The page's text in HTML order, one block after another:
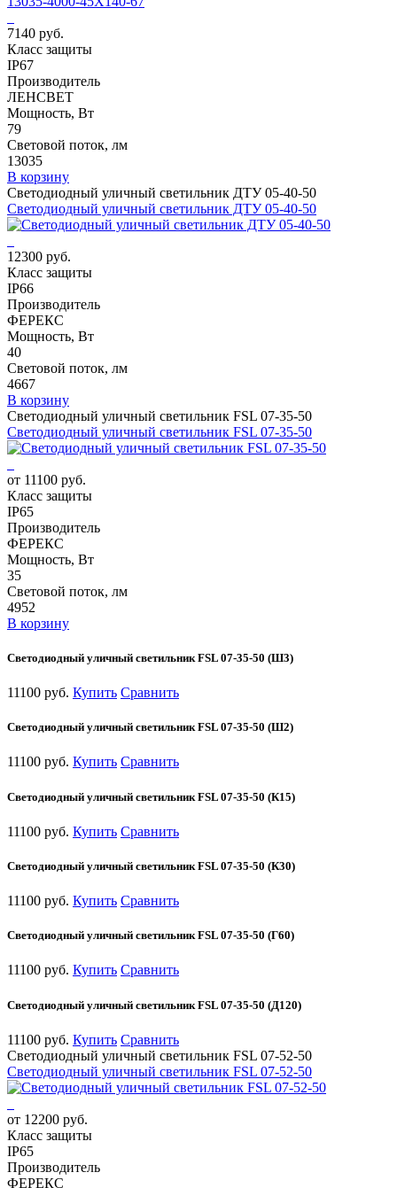
7140 руб.
Класс защиты
IP67
Производитель
ЛЕНСВЕТ
Мощность, Вт
79
Световой поток, лм
13035
В корзину
Светодиодный уличный светильник ДТУ 05-40-50
Светодиодный уличный светильник ДТУ 05-40-50
12300 руб.
Класс защиты
IP66
Производитель
ФЕРЕКС
Мощность, Вт
40
Световой поток, лм
4667
В корзину
Светодиодный уличный светильник FSL 07-35-50
Светодиодный уличный светильник FSL 07-35-50
от 11100 руб.
Класс защиты
IP65
Производитель
ФЕРЕКС
Мощность, Вт
35
Световой поток, лм
4952
В корзину
Светодиодный уличный светильник FSL 07-35-50 (Ш3)
11100 руб. Купить Сравнить
Светодиодный уличный светильник FSL 07-35-50 (Ш2)
11100 руб. Купить Сравнить
Светодиодный уличный светильник FSL 07-35-50 (К15)
11100 руб. Купить Сравнить
Светодиодный уличный светильник FSL 07-35-50 (К30)
11100 руб. Купить Сравнить
Светодиодный уличный светильник FSL 07-35-50 (Г60)
11100 руб. Купить Сравнить
Светодиодный уличный светильник FSL 07-35-50 (Д120)
11100 руб. Купить Сравнить
Светодиодный уличный светильник FSL 07-52-50
Светодиодный уличный светильник FSL 07-52-50
от 12200 руб.
Класс защиты
IP65
Производитель
ФЕРЕКС